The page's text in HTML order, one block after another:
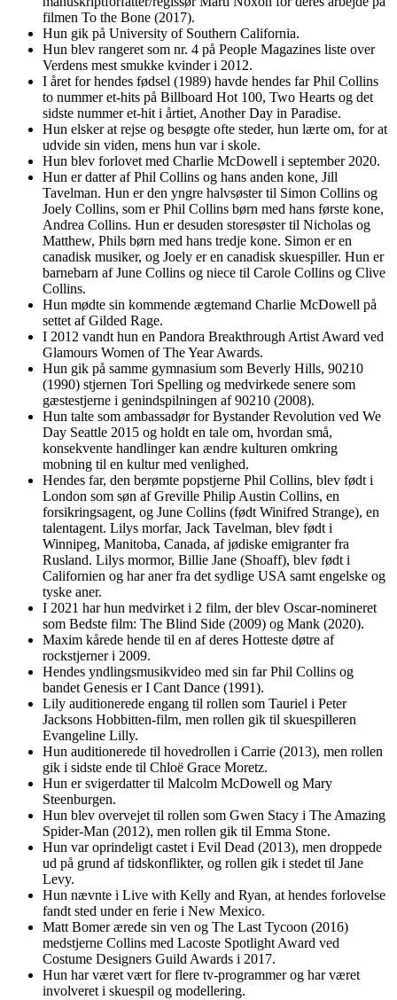
filmen To the Bone (2017).
Hun gik på University of Southern California.
Hun blev rangeret som nr. 4 på People Magazines liste over
Verdens mest smukke kvinder i 2012.
I året for hendes fødsel (1989) havde hendes far Phil Collins
to nummer et-hits på Billboard Hot 100, Two Hearts og det
sidste nummer et-hit i årtiet, Another Day in Paradise.
Hun elsker at rejse og besøgte ofte steder, hun lærte om, for at
udvide sin viden, mens hun var i skole.
Hun blev forlovet med Charlie McDowell i september 2020.
Hun er datter af Phil Collins og hans anden kone, Jill
Tavelman. Hun er den yngre halvsøster til Simon Collins og
Joely Collins, som er Phil Collins børn med hans første kone,
Andrea Collins. Hun er desuden storesøster til Nicholas og
Matthew, Phils børn med hans tredje kone. Simon er en
canadisk musiker, og Joely er en canadisk skuespiller. Hun er
barnebarn af June Collins og niece til Carole Collins og Clive
Collins.
Hun mødte sin kommende ægtemand Charlie McDowell på
settet af Gilded Rage.
I 2012 vandt hun en Pandora Breakthrough Artist Award ved
Glamours Women of The Year Awards.
Hun gik på samme gymnasium som Beverly Hills, 90210
(1990) stjernen Tori Spelling og medvirkede senere som
gæstestjerne i genindspilningen af 90210 (2008).
Hun talte som ambassadør for Bystander Revolution ved We
Day Seattle 2015 og holdt en tale om, hvordan små,
konsekvente handlinger kan ændre kulturen omkring
mobning til en kultur med venlighed.
Hendes far, den berømte popstjerne Phil Collins, blev født i
London som søn af Greville Philip Austin Collins, en
forsikringsagent, og June Collins (født Winifred Strange), en
talentagent. Lilys morfar, Jack Tavelman, blev født i
Winnipeg, Manitoba, Canada, af jødiske emigranter fra
Rusland. Lilys mormor, Billie Jane (Shoaff), blev født i
Californien og har aner fra det sydlige USA samt engelske og
tyske aner.
I 2021 har hun medvirket i 2 film, der blev Oscar-nomineret
som Bedste film: The Blind Side (2009) og Mank (2020).
Maxim kårede hende til en af deres Hotteste døtre af
rockstjerner i 2009.
Hendes yndlingsmusikvideo med sin far Phil Collins og
bandet Genesis er I Cant Dance (1991).
Lily auditionerede engang til rollen som Tauriel i Peter
Jacksons Hobbitten-film, men rollen gik til skuespilleren
Evangeline Lilly.
Hun auditionerede til hovedrollen i Carrie (2013), men rollen
gik i sidste ende til Chloë Grace Moretz.
Hun er svigerdatter til Malcolm McDowell og Mary
Steenburgen.
Hun blev overvejet til rollen som Gwen Stacy i The Amazing
Spider-Man (2012), men rollen gik til Emma Stone.
Hun var oprindeligt castet i Evil Dead (2013), men droppede
ud på grund af tidskonflikter, og rollen gik i stedet til Jane
Levy.
Hun nævnte i Live with Kelly and Ryan, at hendes forlovelse
fandt sted under en ferie i New Mexico.
Matt Bomer ærede sin ven og The Last Tycoon (2016)
medstjerne Collins med Lacoste Spotlight Award ved
Costume Designers Guild Awards i 2017.
Hun har været vært for flere tv-programmer og har været
involveret i skuespil og modellering.